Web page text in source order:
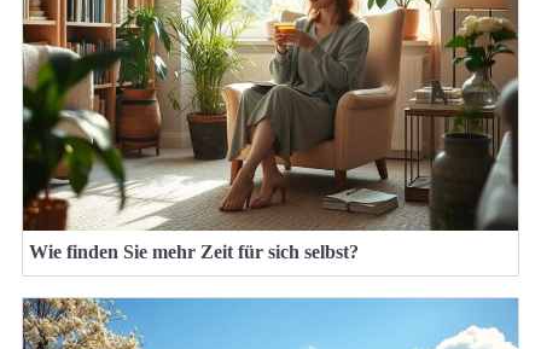
Wie finden Sie mehr Zeit für sich selbst?